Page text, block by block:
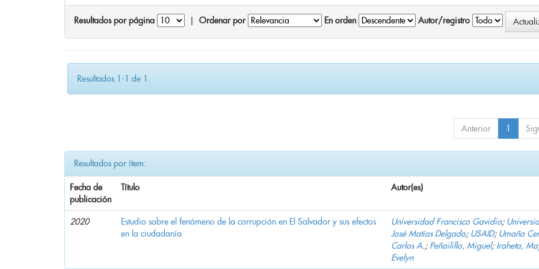
Resultados por página Ordenar por En orden Autor/registro
Resultados 1-1 de 1.
Anterior 1
Resultados por ítem:
Fecha de
publicación
Título Autor(es)
2020
Estudio sobre el fenómeno de la corrupción en El Salvador y sus efectos
en la ciudadanía
Universidad Francisco Gavidia;
José Matías Delgado; USAID; Umaña
Carlos A.; Peñailillo, Miguel; Iraheta,
Evelyn